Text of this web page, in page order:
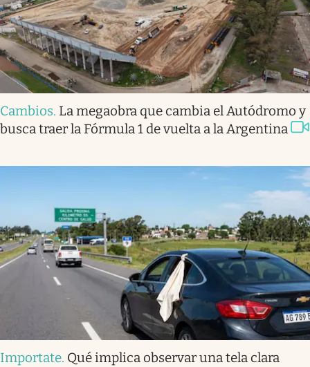
Cambios. La megaobra que cambia el Autódromo y
busca traer la Fórmula 1 de vuelta a la Argentina
Importate. Qué implica observar una tela clara